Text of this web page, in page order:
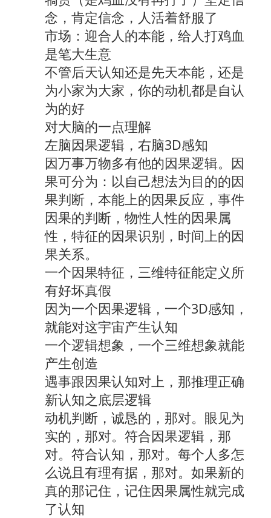
念，肯定信念，人活着舒服了
市场：迎合人的本能，给人打鸡血
是笔大生意
不管后天认知还是先天本能，还是
为小家为大家，你的动机都是自认
为的好
对大脑的一点理解
左脑因果逻辑，右脑3D感知
因万事万物多有他的因果逻辑。因
果可分为：以自己想法为目的的因
果判断，本能上的因果反应，事件
因果的判断，物性人性的因果属
性，特征的因果识别，时间上的因
果关系。
一个因果特征，三维特征能定义所
有好坏真假
因为一个因果逻辑，一个3D感知，
就能对这宇宙产生认知
一个逻辑想象，一个三维想象就能
产生创造
遇事跟因果认知对上，那推理正确
新认知之底层逻辑
动机判断，诚恳的，那对。眼见为
实的，那对。符合因果逻辑，那
对。符合认知，那对。每个人多怎
么说且有理有据，那对。如果新的
真的那记住，记住因果属性就完成
了认知